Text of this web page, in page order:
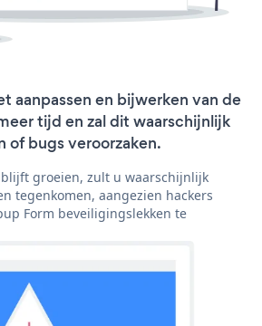
aanpassen en bijwerken van de
tijd en zal dit waarschijnlijk
of bugs veroorzaken.
groeien, zult u waarschijnlijk
tegenkomen, aangezien hackers
Form beveiligingslekken te